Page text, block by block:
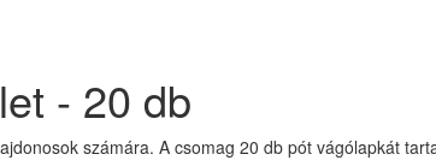
- 20 db
számára. A csomag 20 db pót vágólapkát